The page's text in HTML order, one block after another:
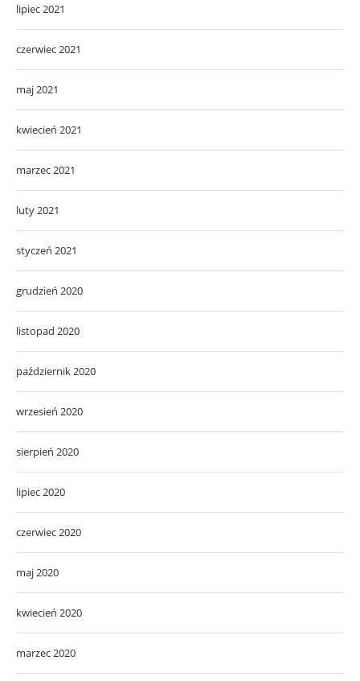
lipiec 2021
czerwiec 2021
maj 2021
kwiecień 2021
marzec 2021
luty 2021
styczeń 2021
grudzień 2020
listopad 2020
październik 2020
wrzesień 2020
sierpień 2020
lipiec 2020
czerwiec 2020
maj 2020
kwiecień 2020
marzec 2020